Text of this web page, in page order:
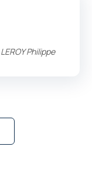
LEROY Philippe